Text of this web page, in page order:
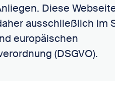
Diese
ausschließlich im
europäischen
(DSGVO).